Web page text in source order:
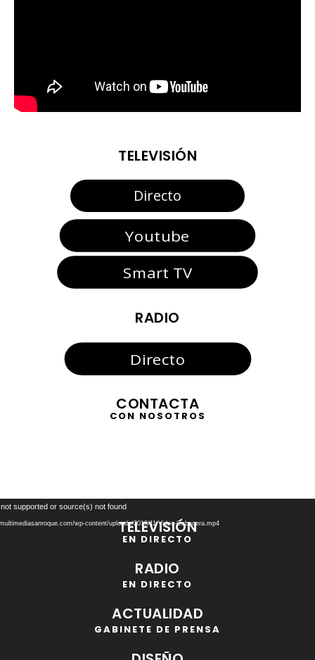
TELEVISIÓN
Directo
Youtube
Smart TV
RADIO
Directo
CONTACTA
CON NOSOTROS
Reproductor
de
supported or source(s) not found
wp-content/uploads/2019/11/Video-Cabecera.mp4
TELEVISIÓN
EN DIRECTO
RADIO
EN DIRECTO
ACTUALIDAD
GABINETE DE PRENSA